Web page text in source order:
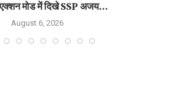
मोड में दिखे SSP अजय...
August 6, 2026